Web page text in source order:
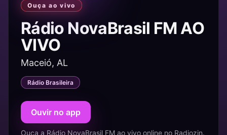
Ouça ao vivo
Rádio NovaBrasil FM AO
VIVO
Maceió, AL
Rádio Brasileira
Ouvir no app
Ouça a Rádio NovaBrasil FM ao vivo online no Radiozin.